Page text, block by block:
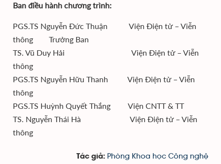
Ban điều hành chương trình:
PGS.TS Nguyễn Đức Thuận Viện Điện tử – Viễn
thông Trưởng Ban
TS. Vũ Duy Hải Viện Điện tử – Viễn
thông
PGS.TS Nguyễn Hữu Thanh Viện Điện tử – Viễn
thông
PGS.TS Huỳnh Quyết Thắng Viện CNTT & TT
TS. Nguyễn Thái Hà Viện Điện tử – Viễn
thông
Tác giả: Phòng Khoa học Công nghệ